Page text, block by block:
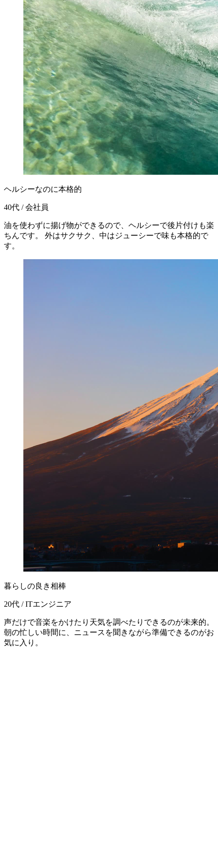
ヘルシーなのに本格的
40代 / 会社員
油を使わずに揚げ物ができるので、ヘルシーで後片付けも楽
ちんです。 外はサクサク、中はジューシーで味も本格的で
す。
暮らしの良き相棒
20代 / ITエンジニア
声だけで音楽をかけたり天気を調べたりできるのが未来的。
朝の忙しい時間に、ニュースを聞きながら準備できるのがお
気に入り。